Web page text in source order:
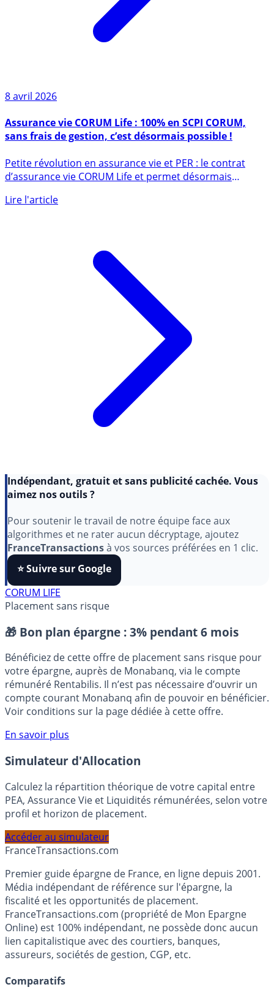
8 avril 2026
sans frais de gestion, c’est désormais possible !
Petite révolution en assurance vie et PER : le contrat
d’assurance vie CORUM Life et permet désormais
aimez nos outils ?
Pour soutenir le travail de notre équipe face aux
algorithmes et ne rater aucun décryptage, ajoutez
FranceTransactionsà vos sources préférées en 1 clic.
⭐️ Suivre sur Google
Placement sans risque
🎁 Bon plan épargne : 3% pendant 6 mois
Bénéficiez de cette offre de placement sans risque pour
votre épargne, auprès de Monabanq, via le compte
rémunéré Rentabilis. Il n’est pas nécessaire d’ouvrir un
Voir conditions sur la page dédiée à cette offre.
En savoir plus
Simulateur d'Allocation
Calculez la répartition théorique de votre capital entre
profil et horizon de placement.
FranceTransactions.com
Premier guide épargne de France, en ligne depuis 2001.
Média indépendant de référence sur l'épargne, la
fiscalité et les opportunités de placement.
FranceTransactions.com (propriété de Mon Epargne
Online) est 100% indépendant, ne possède donc aucun
assureurs, sociétés de gestion, CGP, etc.